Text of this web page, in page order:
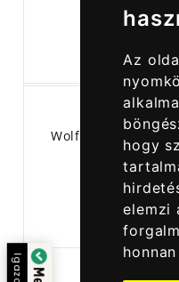
Az
hogy
elemzi
Wolf Tri-Spod X
7